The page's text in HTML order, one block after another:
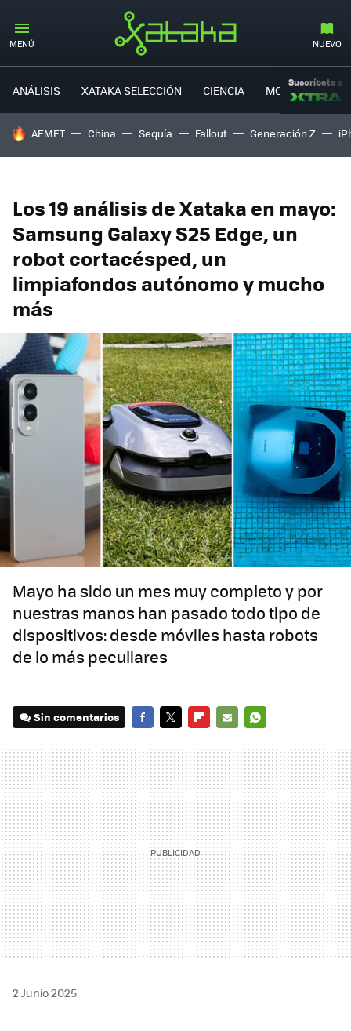
MENÚ NUEVO
ANÁLISIS XATAKA SELECCIÓN CIENCIA MOVILIDAD
Suscríbete a
HOY SE HABLA DE
AEMET China Sequía Fallout Generación Z
Los 19 análisis de Xataka en mayo:
Samsung Galaxy S25 Edge, un
robot cortacésped, un
limpiafondos autónomo y mucho
más
Mayo ha sido un mes muy completo y por
nuestras manos han pasado todo tipo de
dispositivos: desde móviles hasta robots
de lo más peculiares
Sin comentarios
MAIL
2 Junio 2025